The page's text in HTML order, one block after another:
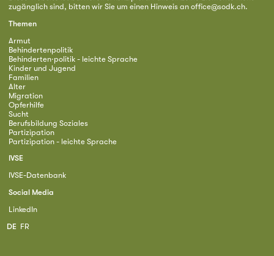
zugänglich sind, bitten wir Sie um einen Hinweis an office@sodk.ch.
Themen
Armut
Behindertenpolitik
Behinderten·politik - leichte Sprache
Kinder und Jugend
Familien
Alter
Migration
Opferhilfe
Sucht
Berufsbildung Soziales
Partizipation
Partizipation - leichte Sprache
IVSE
IVSE-Datenbank
Social Media
LinkedIn
DE FR